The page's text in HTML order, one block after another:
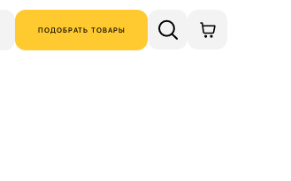
ПОДОБРАТЬ ТОВАРЫ